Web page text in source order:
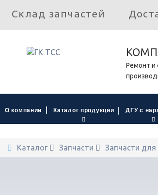
Склад запчастей
Ремонт и
О компании Каталог продукции ДГУ с
Каталог Запчасти Запчасти для